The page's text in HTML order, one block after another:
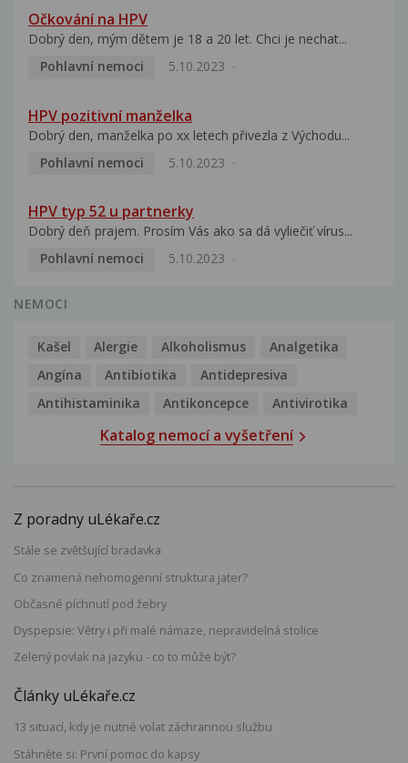
Očkování na HPV
Dobrý den, mým dětem je 18 a 20 let. Chci je nechat...
Pohlavní nemoci
5.10.2023
HPV pozitivní manželka
Dobrý den, manželka po xx letech přivezla z Východu...
Pohlavní nemoci
5.10.2023
HPV typ 52 u partnerky
Dobrý deň prajem. Prosím Vás ako sa dá vyliečiť vírus...
Pohlavní nemoci
5.10.2023
NEMOCI
Kašel Alergie Alkoholismus
Analgetika
Angína
Antibiotika
Antidepresiva
Antihistaminika
Antikoncepce Antivirotika
Katalog nemocí a vyšetření
Z poradny uLékaře.cz
Stále se zvětšující bradavka
Co znamená nehomogenní struktura jater?
Občasné píchnutí pod žebry
Dyspepsie: Větry i při malé námaze, nepravidelná stolice
Zelený povlak na jazyku - co to může být?
Články uLékaře.cz
13 situací, kdy je nutné volat záchrannou službu
Stáhněte si: První pomoc do kapsy